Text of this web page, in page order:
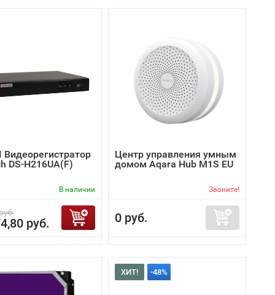
Видеорегистратор
DS-H216UA(F)
В наличии
руб.
Центр управления умным
домом Aqara Hub M1S EU
Звоните!
0 руб.
ХИТ! -48%